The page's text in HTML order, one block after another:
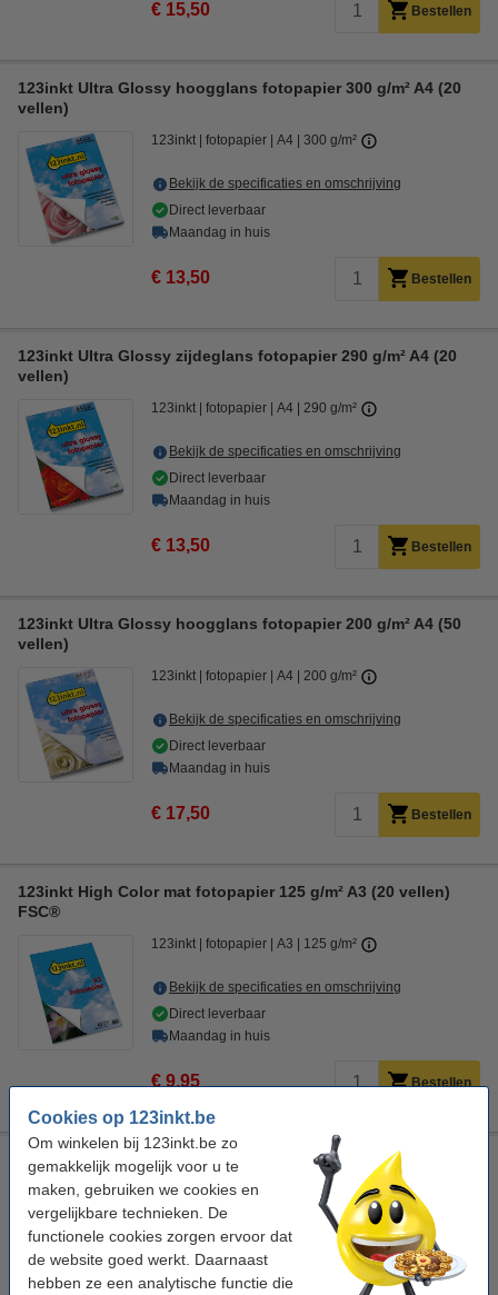
Cookies op 123inkt.be
Om winkelen bij 123inkt.be zo
gemakkelijk mogelijk voor u te
maken, gebruiken we cookies en
vergelijkbare technieken. De
functionele cookies zorgen ervoor dat
de website goed werkt. Daarnaast
hebben ze een analytische functie die
€ 15,50 Bestellen
123inkt Ultra Glossy hoogglans fotopapier 300 g/m² A4 (20
vellen)
123inkt fotopapier A4 300 g/m²
Bekijk de specificaties en omschrijving
Direct leverbaar
Maandag in huis
€ 13,50 Bestellen
123inkt Ultra Glossy zijdeglans fotopapier 290 g/m² A4 (20
vellen)
123inkt fotopapier A4 290 g/m²
Bekijk de specificaties en omschrijving
Direct leverbaar
Maandag in huis
€ 13,50 Bestellen
123inkt Ultra Glossy hoogglans fotopapier 200 g/m² A4 (50
vellen)
123inkt fotopapier A4 200 g/m²
Bekijk de specificaties en omschrijving
Direct leverbaar
Maandag in huis
€ 17,50 Bestellen
123inkt High Color mat fotopapier 125 g/m² A3 (20 vellen)
FSC®
123inkt fotopapier A3 125 g/m²
Bekijk de specificaties en omschrijving
Direct leverbaar
Maandag in huis
€ 9,95 Bestellen
123inkt High Color mat fotopapier 180 g/m² A3 (20 vellen)
FSC®
123inkt fotopapier 180 g/m²
Bekijk de specificaties en omschrijving
Direct leverbaar